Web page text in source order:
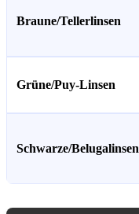
Braune/Tellerlinsen
Grüne/Puy-Linsen
Schwarze/Belugalinsen